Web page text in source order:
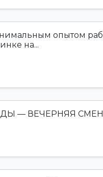
опытом
на...
— ВЕЧЕРНЯЯ